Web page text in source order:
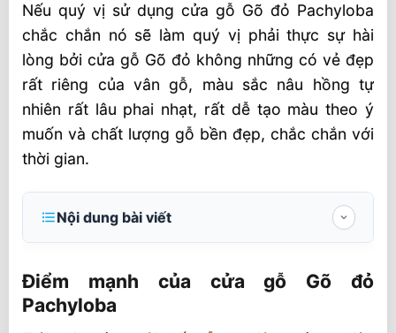
Nếu quý vị sử dụng cửa gỗ Gõ đỏ Pachyloba
chắc chắn nó sẽ làm quý vị phải thực sự hài
lòng bởi cửa gỗ Gõ đỏ không những có vẻ đẹp
rất riêng của vân gỗ, màu sắc nâu hồng tự
nhiên rất lâu phai nhạt, rất dễ tạo màu theo ý
muốn và chất lượng gỗ bền đẹp, chắc chắn với
thời gian.
Nội dung bài viết
Cách phân biệt gỗ Gõ đỏPachyloba
Thời gian tốt nhất tìm nhà cung cấp cửa
Điểm mạnh của cửa gỗ Gõ đỏ
Pachyloba